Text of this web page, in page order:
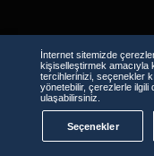
İnternet sitemizde
kişiselleştirmek amacıyla
tercihlerinizi, seçenekler
yönetebilir, çerezlerle ilgili
ulaşabilirsiniz.
Seçenekler